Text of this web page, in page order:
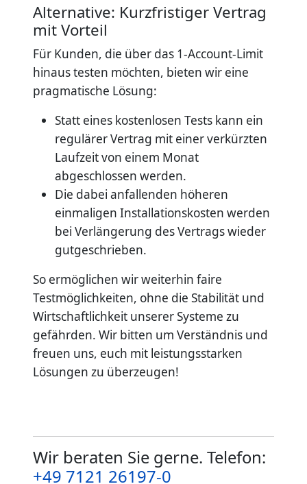
Alternative: Kurzfristiger Vertrag
mit Vorteil
Für Kunden, die über das 1-Account-Limit
hinaus testen möchten, bieten wir eine
pragmatische Lösung:
Statt eines kostenlosen Tests kann ein
regulärer Vertrag mit einer verkürzten
Laufzeit von einem Monat
abgeschlossen werden.
Die dabei anfallenden höheren
einmaligen Installationskosten werden
bei Verlängerung des Vertrags wieder
gutgeschrieben.
So ermöglichen wir weiterhin faire
Testmöglichkeiten, ohne die Stabilität und
Wirtschaftlichkeit unserer Systeme zu
gefährden. Wir bitten um Verständnis und
freuen uns, euch mit leistungsstarken
Lösungen zu überzeugen!
Wir beraten Sie gerne. Telefon:
+49 7121 26197-0